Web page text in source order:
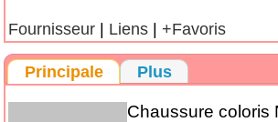
Fournisseur
Liens |+Favoris
Principale Plus
Chaussure coloris